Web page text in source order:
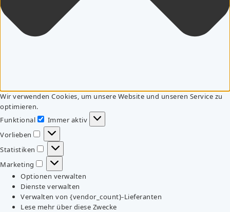
Wir verwenden Cookies, um unsere Website und unseren Service zu
optimieren.
Funktional
Funktional
Immer aktiv
Vorlieben
Vorlieben
Statistiken
Statistiken
Marketing
Marketing
Optionen verwalten
Dienste verwalten
Verwalten von {vendor_count}-Lieferanten
Lese mehr über diese Zwecke